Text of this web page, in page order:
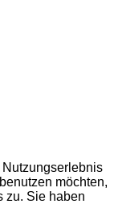
möchten,
zu. Sie haben